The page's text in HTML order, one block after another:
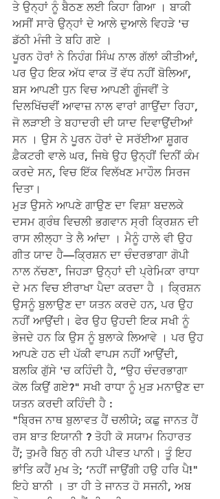
ਤੇ ਉਨ੍ਹਾਂ ਨੂੰ ਬੈਠਣ ਲਈ ਕਿਹਾ ਗਿਆ । ਬਾਕੀ
ਅਸੀਂ ਸਾਰੇ ਉਨ੍ਹਾਂ ਦੇ ਆਲੇ ਦੁਆਲੇ ਵਿਹੜੇ 'ਚ
ਡੱਠੀ ਮੰਜੀ ਤੇ ਬਹਿ ਗਏ ।
ਪੂਰਨ ਹੋਰਾਂ ਨੇ ਨਿਹੰਗ ਸਿੰਘ ਨਾਲ ਗੱਲਾਂ ਕੀਤੀਆਂ,
ਪਰ ਉਹ ਇਕ ਅੱਧ ਵਾਕ ਤੋਂ ਵੱਧ ਨਹੀਂ ਬੋਲਿਆ,
ਬਸ ਆਪਣੀ ਧੁਨ ਵਿਚ ਆਪਣੀ ਗੂੰਜਵੀਂ ਤੇ
ਦਿਲਖਿੱਚਵੀਂ ਆਵਾਜ਼ ਨਾਲ ਵਾਰਾਂ ਗਾਉਂਦਾ ਰਿਹਾ,
ਜੋ ਲੜਾਈ ਤੇ ਬਹਾਦਰੀ ਦੀ ਯਾਦ ਦਿਵਾਉਂਦੀਆਂ
ਸਨ । ਉਸ ਨੇ ਪੂਰਨ ਹੋਰਾਂ ਦੇ ਸਰੱਈਆ ਸ਼ੂਗਰ
ਫ਼ੈਕਟਰੀ ਵਾਲੇ ਘਰ, ਜਿਥੇ ਉਹ ਉਨ੍ਹੀਂ ਦਿਨੀਂ ਕੰਮ
ਕਰਦੇ ਸਨ, ਵਿਚ ਇੱਕ ਵਿਲੱਖਣ ਮਾਹੌਲ ਸਿਰਜ
ਦਿਤਾ।
ਮੁੜ ਉਸਨੇ ਆਪਣੇ ਗਾਉਣ ਦਾ ਵਿਸ਼ਾ ਬਦਲਕੇ
ਦਸਮ ਗ੍ਰੰਥ ਵਿਚਲੀ ਭਗਵਾਨ ਸ੍ਰੀ ਕ੍ਰਿਸ਼ਨ ਦੀ
ਰਾਸ ਲੀਲ੍ਹਾ ਤੇ ਲੈ ਆਂਦਾ । ਮੈਨੂੰ ਹਾਲੇ ਵੀ ਉਹ
ਗੀਤ ਯਾਦ ਹੈ—ਕ੍ਰਿਸ਼ਨ ਦਾ ਚੰਦਰਭਾਗਾ ਗੋਪੀ
ਨਾਲ ਨੱਚਣਾ, ਜਿਹੜਾ ਉਨ੍ਹਾਂ ਦੀ ਪ੍ਰੇਮਿਕਾ ਰਾਧਾ
ਦੇ ਮਨ ਵਿਚ ਈਰਾਖਾ ਪੈਦਾ ਕਰਦਾ ਹੈ । ਕ੍ਰਿਸ਼ਨ
ਉਸਨੂੰ ਬੁਲਾਉਣ ਦਾ ਯਤਨ ਕਰਦੇ ਹਨ, ਪਰ ਉਹ
ਨਹੀਂ ਆਉਂਦੀ। ਫੇਰ ਉਹ ਉਹਦੀ ਇਕ ਸਖੀ ਨੂੰ
ਭੇਜਦੇ ਹਨ ਕਿ ਉਸ ਨੂੰ ਬੁਲਾਕੇ ਲਿਆਵੇ । ਪਰ ਉਹ
ਆਪਣੇ ਹਠ ਦੀ ਪੱਕੀ ਵਾਪਸ ਨਹੀਂ ਆਉਂਦੀ,
ਬਲਕਿ ਗੁੱਸੇ 'ਚ ਕਹਿੰਦੀ ਹੈ, “ਉਹ ਚੰਦਰਭਾਗਾ
ਕੋਲ ਕਿਉਂ ਗਏ?" ਸਖੀ ਰਾਧਾ ਨੂੰ ਮੁੜ ਮਨਾਉਣ ਦਾ
ਯਤਨ ਕਰਦੀ ਕਹਿੰਦੀ ਹੈ :
"ਬ੍ਰਿਜ ਨਾਥ ਬੁਲਾਵਤ ਹੈਂ ਚਲੀਯੇ; ਕਛੁ ਜਾਨਤ ਹੈਂ
ਰਸ ਬਾਤ ਇਯਾਨੀ ? ਤੋਹੀ ਕੋ ਸਯਾਮ ਨਿਹਾਰਤ
ਹੈਂ; ਤੁਮਰੈ ਬਿਨੁ ਰੀ ਨਹੀ ਪੀਵਤ ਪਾਨੀ। ਤੂੰ ਇਹ
ਭਾਂਤਿ ਕਹੈਂ ਮੁਖ ਤੇ; ‘ਨਹੀਂ ਜਾਉਂਗੀ ਹਉ ਹਰਿ ਪੈ!"
ਇਹੇ ਬਾਨੀ । ਤਾ ਹੀ ਤੇ ਜਾਨਤ ਹੋ ਸਜਨੀ, ਅਬ